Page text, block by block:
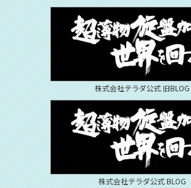
株式会社テラダ公式 旧BLOG
株式会社テラダ公式 BLOG